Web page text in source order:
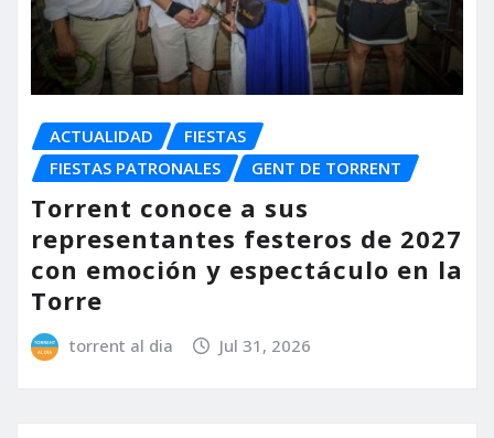
ACTUALIDAD
FIESTAS
FIESTAS PATRONALES
GENT DE TORRENT
Torrent conoce a sus
representantes festeros de 2027
con emoción y espectáculo en la
Torre
torrent al dia Jul 31, 2026